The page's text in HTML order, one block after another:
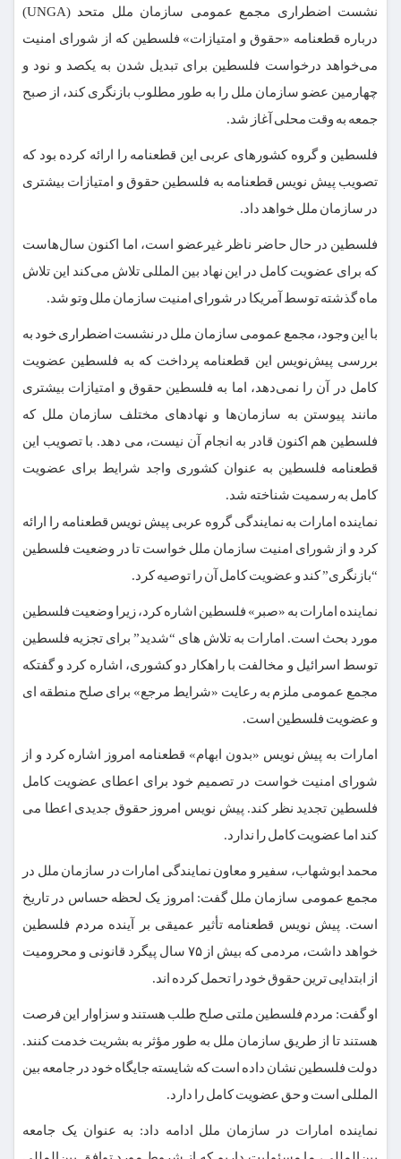
نشست اضطراری مجمع عمومی سازمان ملل متحد (UNGA)
درباره قطعنامه‌ «حقوق و امتیازات» فلسطین که از شورای امنیت
می‌خواهد درخواست فلسطین برای تبدیل شدن به یکصد و نود و
چهارمین عضو سازمان ملل را به طور مطلوب بازنگری کند، از صبح
جمعه به وقت محلی آغاز شد.
فلسطین و گروه کشورهای عربی این قطعنامه را ارائه کرده بود که
تصویب پیش نویس قطعنامه به فلسطین حقوق و امتیازات بیشتری
در سازمان ملل خواهد داد.
فلسطین در حال حاضر ناظر غیرعضو است، اما اکنون سال‌هاست
که برای عضویت کامل در این نهاد بین المللی تلاش می‌کند این تلاش
ماه گذشته توسط آمریکا در شورای امنیت سازمان ملل وتو شد.
با این وجود، مجمع عمومی سازمان ملل در نشست اضطراری خود به
بررسی پیش‌نویس این قطعنامه پرداخت که به فلسطین عضویت
کامل در آن را نمی‌دهد، اما به فلسطین حقوق و امتیازات بیشتری
مانند پیوستن به سازمان‌ها و نهادهای مختلف سازمان ملل که
فلسطین هم اکنون قادر به انجام آن نیست، می دهد. با تصویب این
قطعنامه فلسطین به عنوان کشوری واجد شرایط برای عضویت
کامل به رسمیت شناخته شد.
نماینده امارات به نمایندگی گروه عربی پیش نویس قطعنامه را ارائه
کرد و از شورای امنیت سازمان ملل خواست تا در وضعیت فلسطین
“بازنگری” کند و عضویت کامل آن را توصیه کرد.
نماینده امارات به «صبر» فلسطین اشاره کرد، زیرا وضعیت فلسطین
مورد بحث است. امارات به تلاش های “شدید” برای تجزیه فلسطین
توسط اسرائیل و مخالفت با راهکار دو کشوری، اشاره کرد و گفتکه
مجمع عمومی ملزم به رعایت «شرایط مرجع» برای صلح منطقه ای
و عضویت فلسطین است.
امارات به پیش نویس «بدون ابهام» قطعنامه امروز اشاره کرد و از
شورای امنیت خواست در تصمیم خود برای اعطای عضویت کامل
فلسطین تجدید نظر کند. پیش نویس امروز حقوق جدیدی اعطا می
کند اما عضویت کامل را ندارد.
محمد ابوشهاب، سفیر و معاون نمایندگی امارات در سازمان ملل در
مجمع عمومی سازمان ملل گفت: امروز یک لحظه حساس در تاریخ
است. پیش نویس قطعنامه تأثیر عمیقی بر آینده مردم فلسطین
خواهد داشت، مردمی که بیش از ۷۵ سال پیگرد قانونی و محرومیت
از ابتدایی ترین حقوق خود را تحمل کرده اند.
او گفت: مردم فلسطین ملتی صلح طلب هستند و سزاوار این فرصت
هستند تا از طریق سازمان ملل به طور مؤثر به بشریت خدمت کنند.
دولت فلسطین نشان داده است که شایسته جایگاه خود در جامعه بین
المللی است و حق عضویت کامل را دارد.
نماینده امارات در سازمان ملل ادامه داد: به عنوان یک جامعه